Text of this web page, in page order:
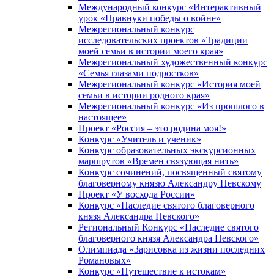
Международный конкурс «Интерактивный
урок «Правнуки победы о войне»
Межрегиональный конкурс
исследовательских проектов «Традиции
моей семьи в истории моего края»
Межрегиональный художественный конкурс
«Семья глазами подростков»
Межрегиональный конкурс «История моей
семьи в истории родного края»
Межрегиональный конкурс «Из прошлого в
настоящее»
Проект «Россия – это родина моя!»
Конкурс «Учитель и ученик»
Конкурс образовательных экскурсионных
маршрутов «Времен связующая нить»
Конкурс сочинений, посвященный святому
благоверному князю Александру Невскому
Проект «У восхода России»
Конкурс «Наследие святого благоверного
князя Александра Невского»
Региональный Конкурс «Наследие святого
благоверного князя Александра Невского»
Олимпиада «Зарисовка из жизни последних
Романовых»
Конкурс «Путешествие к истокам»